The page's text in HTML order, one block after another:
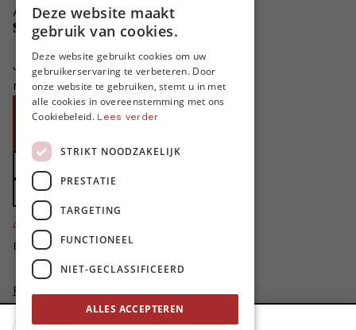
Adverteren in MO*
Steun MO*
Je helpt ons groeien. MO* bestaat
niet zonder jouw steun!
Doe een gift
Zet MO* in uw testament
4424
Bedankt voor jullie steun!
Privacybeleid
Disclaimer
ENGLISH
Deze website maakt
gebruik van cookies.
Deze website gebruikt cookies om uw
gebruikerservaring te verbeteren. Door
onze website te gebruiken, stemt u in met
alle cookies in overeenstemming met ons
Cookiebeleid. Lees verder
STRIKT NOODZAKELIJK
PRESTATIE
TARGETING
FUNCTIONEEL
NIET-GECLASSIFICEERD
ALLES ACCEPTEREN